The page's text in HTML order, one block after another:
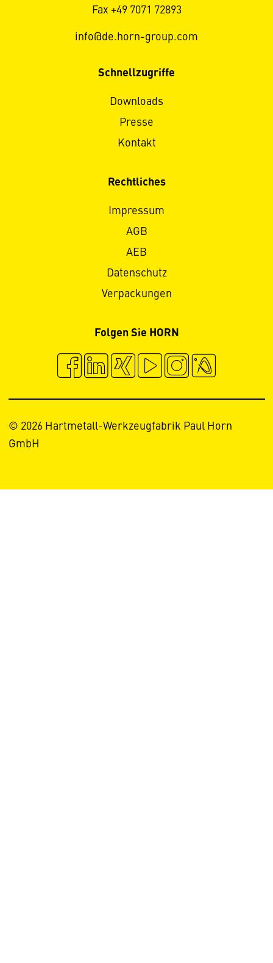
Fax +49 7071 72893
info@de.horn-group.com
Schnellzugriffe
Downloads
Presse
Kontakt
Rechtliches
Impressum
AGB
AEB
Datenschutz
Verpackungen
Folgen Sie HORN
© 2026 Hartmetall-Werkzeugfabrik Paul Horn
GmbH